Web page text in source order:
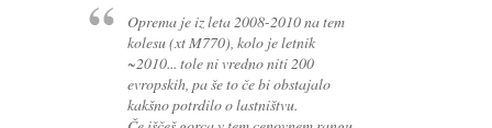
Oprema je iz leta 2008-2010 na tem
kolesu (xt M770), kolo je letnik
~2010... tole ni vredno niti 200
evropskih, pa še to če bi obstajalo
kakšno potrdilo o lastništvu.